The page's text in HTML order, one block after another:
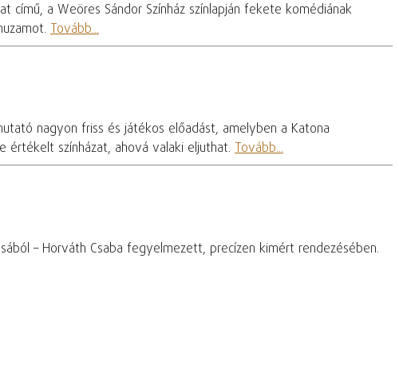
című, a Weöres Sándor Színház színlapján fekete komédiának
Tovább...
nagyon friss és játékos előadást, amelyben a Katona
színházat, ahová valaki eljuthat. Tovább...
– Horváth Csaba fegyelmezett, precízen kimért rendezésében.